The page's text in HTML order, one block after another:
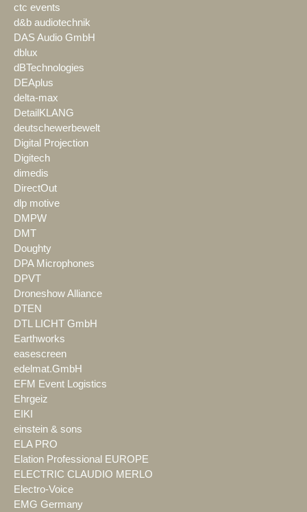
ctc events
d&b audiotechnik
DAS Audio GmbH
dblux
dBTechnologies
DEAplus
delta-max
DetailKLANG
deutschewerbewelt
Digital Projection
Digitech
dimedis
DirectOut
dlp motive
DMPW
DMT
Doughty
DPA Microphones
DPVT
Droneshow Alliance
DTEN
DTL LICHT GmbH
Earthworks
easescreen
edelmat.GmbH
EFM Event Logistics
Ehrgeiz
EIKI
einstein & sons
ELA PRO
Elation Professional EUROPE
ELECTRIC CLAUDIO MERLO
Electro-Voice
EMG Germany